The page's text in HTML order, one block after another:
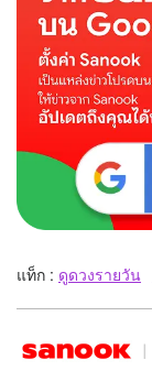
แท็ก : ดูดวงรายวัน